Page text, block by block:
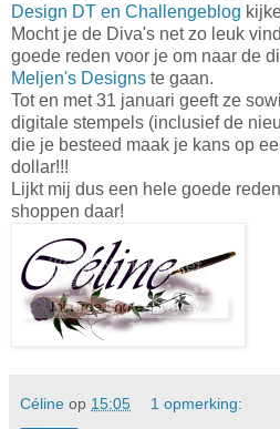
Design DT en Challengeblog
Mocht je de Diva's net zo leuk
goede reden voor je om naar de
Meljen's Designs te gaan.
Tot en met 31 januari geeft ze
digitale stempels (inclusief de
die je besteed maak je kans op
dollar!!!
Lijkt mij dus een hele goede
shoppen daar!
Céline op 15:05 1 opmerking: